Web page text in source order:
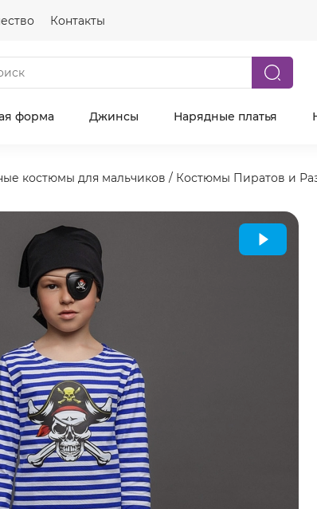
Контакты
форма Джинсы Нарядные платья
костюмы для мальчиков / Костюмы Пиратов и